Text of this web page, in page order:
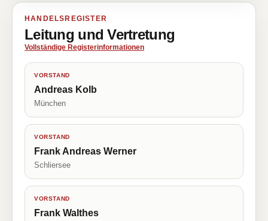
HANDELSREGISTER
Leitung und Vertretung
Vollständige Registerinformationen
VORSTAND
Andreas Kolb
München
VORSTAND
Frank Andreas Werner
Schliersee
VORSTAND
Frank Walthes